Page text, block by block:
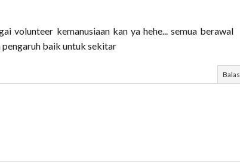
volunteer kemanusiaan kan ya hehe... semua berawal
baik untuk sekitar
Balas